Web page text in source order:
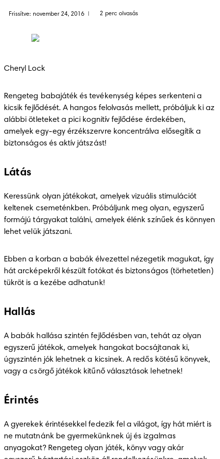
Frissítve: november 24, 2016 2 perc olvasás
Cheryl Lock
Rengeteg babajáték és tevékenység képes serkenteni a
kicsik fejlődését. A hangos felolvasás mellett, próbáljuk ki az
alábbi ötleteket a pici kognitív fejlődése érdekében,
amelyek egy-egy érzékszervre koncentrálva elősegítik a
biztonságos és aktív játszást!
Látás
Keressünk olyan játékokat, amelyek vizuális stimulációt
keltenek csemeténkben. Próbáljunk meg olyan, egyszerű
formájú tárgyakat találni, amelyek élénk színűek és könnyen
lehet velük játszani.
Ebben a korban a babák élvezettel nézegetik magukat, így
hát arcképekről készült fotókat és biztonságos (törhetetlen)
tükröt is a kezébe adhatunk!
Hallás
A babák hallása szintén fejlődésben van, tehát az olyan
egyszerű játékok, amelyek hangokat bocsájtanak ki,
úgyszintén jók lehetnek a kicsinek. A redős kötésű könyvek,
vagy a csörgő játékok kitűnő választások lehetnek!
Érintés
A gyerekek érintésekkel fedezik fel a világot, így hát miért is
ne mutatnánk be gyermekünknek új és izgalmas
anyagokat? Rengeteg olyan játék, könyv vagy akár